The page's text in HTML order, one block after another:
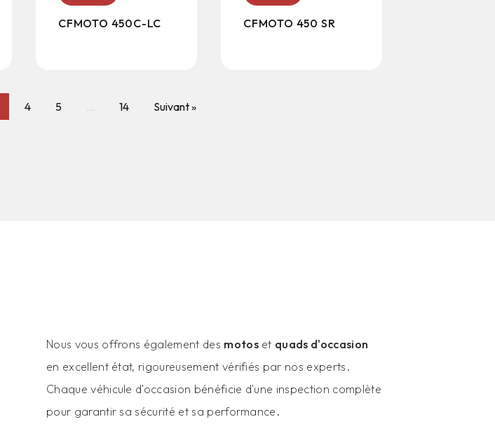
CFMOTO 450C-LC CFMOTO 450 SR
4 5 … 14 Suivant »
Nous vous offrons également des motoset quads d'occasion
en excellent état, rigoureusement vérifiés par nos experts.
Chaque véhicule d'occasion bénéficie d'une inspection complète
pour garantir sa sécurité et sa performance.